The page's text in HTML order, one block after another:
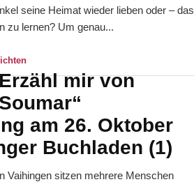
seine Heimat wieder lieben oder – das
zu lernen? Um genau...
mir von
am 26. Oktober
Buchladen (1)
Vaihingen sitzen mehrere Menschen